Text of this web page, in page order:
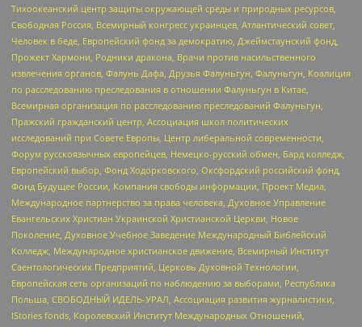
Тихоокеанский центр защиты окружающей среды и природных ресурсов,
Свободная Россия, Всемирный конгресс украинцев, Атлантический совет,
Человек в беде, Европейский фонд за демократию, Джеймстаунский фонд,
Прожект Хармони, Родники дракона, Врачи против насильственного
извлечения органов, Фалунь Дафа, Друзья Фалуньгун, Фалуньгун, Коалиция
по расследованию преследования в отношении Фалуньгун в Китае,
Всемирная организация по расследованию преследований Фалуньгун,
Пражский гражданский центр, Ассоциация школ политических
исследований при Совете Европы, Центр либеральной современности,
Форум русскоязычных европейцев, Немецко-русский обмен, Бард колледж,
Европейский выбор, Фонд Ходорковского, Оксфордский российский фонд,
Фонд Будущее России, Компания свободы информации, Проект Медиа,
Международное партнерство за права человека, Духовное Управление
Евангельских Христиан Украинской Христианской Церкви, Новое
Поколение, Духовное Учебное Заведение Международный Библейский
Колледж, Международное христианское движение, Всемирный Институт
Саентологических Предприятий, Церковь Духовной Технологии,
Европейская сеть организаций по наблюдению за выборами, Республика
Польша, СВОБОДНЫЙ ИДЕЛЬ-УРАЛ, Ассоциация развития журналистики,
IStories fonds, Королевский Институт Международных Отношений,